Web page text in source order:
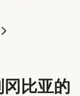
比亚的